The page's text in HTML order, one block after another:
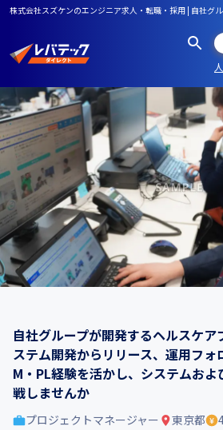
株式会社スズケンのエンジニア求人・転職・採用 | 自社グ
自社グループが開発するヘルスケ
ステム開発からリリース、運用フォ
M・PL経験を活かし、システムお
戦しませんか
プロジェクトマネージャー 東京都